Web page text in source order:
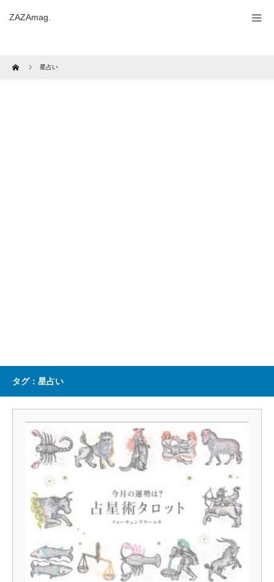
ZAZAmag.
Home 星占い
タグ：星占い